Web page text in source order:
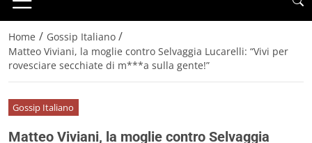
Home / Gossip Italiano /
Matteo Viviani, la moglie contro Selvaggia Lucarelli: “Vivi per
rovesciare secchiate di m***a sulla gente!”
Gossip Italiano
Matteo Viviani, la moglie contro Selvaggia